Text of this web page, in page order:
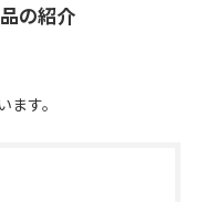
の紹介
す。